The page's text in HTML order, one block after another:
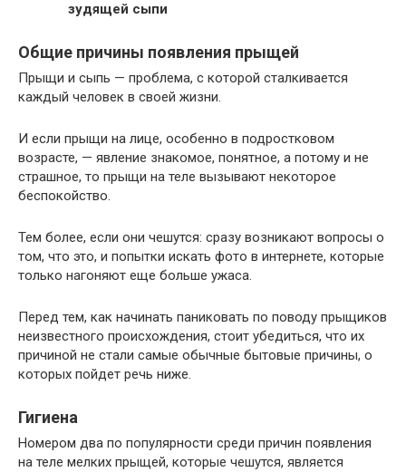
зудящей сыпи
Общие причины появления прыщей
Прыщи и сыпь — проблема, с которой сталкивается
каждый человек в своей жизни.
И если прыщи на лице, особенно в подростковом
возрасте, — явление знакомое, понятное, а потому и не
страшное, то прыщи на теле вызывают некоторое
беспокойство.
Тем более, если они чешутся: сразу возникают вопросы о
том, что это, и попытки искать фото в интернете, которые
только нагоняют еще больше ужаса.
Перед тем, как начинать паниковать по поводу прыщиков
неизвестного происхождения, стоит убедиться, что их
причиной не стали самые обычные бытовые причины, о
которых пойдет речь ниже.
Гигиена
Номером два по популярности среди причин появления
на теле мелких прыщей, которые чешутся, является